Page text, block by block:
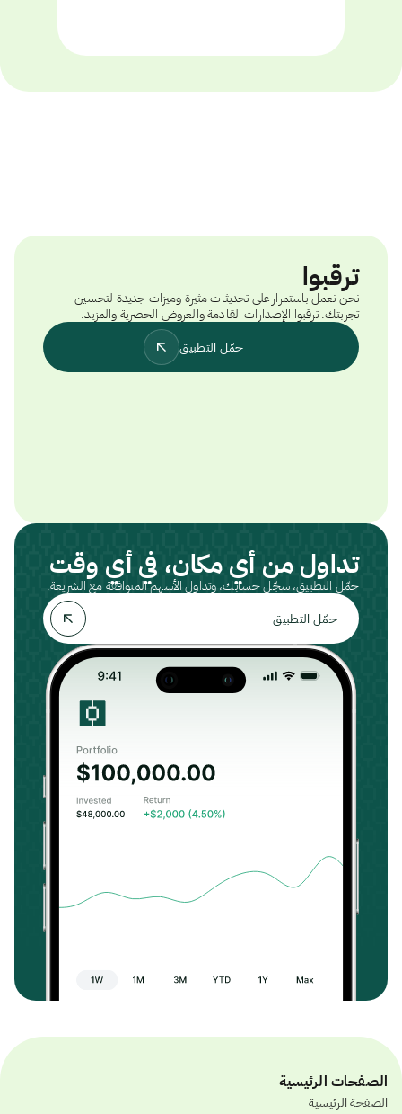
ترقبوا
نحن نعمل باستمرار على تحديثات مثيرة وميزات جديدة لتحسين
تجربتك. ترقبوا الإصدارات القادمة والعروض الحصرية والمزيد.
حمّل التطبيق
تداول من أي مكان، في أي وقت
حمّل التطبيق، سجّل حسابك، وتداول الأسهم المتوافقة مع الشريعة.
حمّل التطبيق
الصفحات الرئيسية
الصفحة الرئيسية